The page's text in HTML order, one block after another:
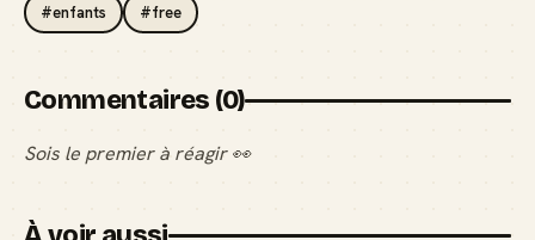
#enfants #free
Commentaires (0)
Sois le premier à réagir 👀